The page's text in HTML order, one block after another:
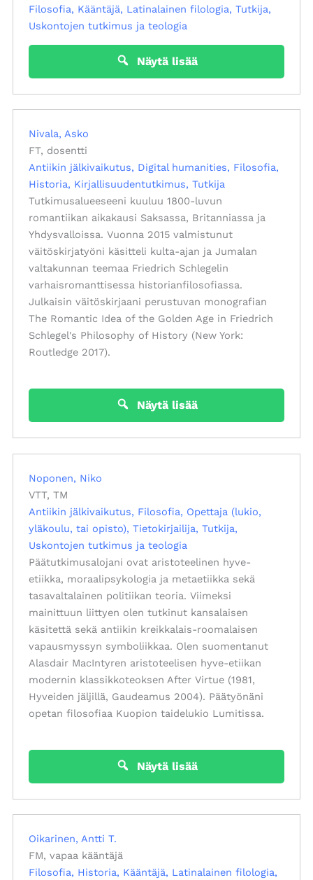
Filosofia Kääntäjä Latinalainen filologia Tutkija
Uskontojen tutkimus ja teologia
Näytä lisää
Nivala, Asko
FT, dosentti
Antiikin jälkivaikutus
Digital humanities
Filosofia
Historia Kirjallisuudentutkimus Tutkija
Tutkimusalueeseeni kuuluu 1800-luvun
romantiikan aikakausi Saksassa, Britanniassa ja
Yhdysvalloissa. Vuonna 2015 valmistunut
väitöskirjatyöni käsitteli kulta-ajan ja Jumalan
valtakunnan teemaa Friedrich Schlegelin
varhaisromanttisessa historianfilosofiassa.
Julkaisin väitöskirjaani perustuvan monografian
The Romantic Idea of the Golden Age in Friedrich
Schlegel's Philosophy of History (New York:
Routledge 2017).
Näytä lisää
Noponen, Niko
VTT, TM
Antiikin jälkivaikutus
Filosofia Opettaja (lukio,
yläkoulu, tai opisto) Tietokirjailija Tutkija
Uskontojen tutkimus ja teologia
Päätutkimusalojani ovat aristoteelinen hyve-
etiikka, moraalipsykologia ja metaetiikka sekä
tasavaltalainen politiikan teoria. Viimeksi
mainittuun liittyen olen tutkinut kansalaisen
käsitettä sekä antiikin kreikkalais-roomalaisen
vapausmyssyn symboliikkaa. Olen suomentanut
Alasdair MacIntyren aristoteelisen hyve-etiikan
modernin klassikkoteoksen After Virtue (1981,
Hyveiden jäljillä, Gaudeamus 2004). Päätyönäni
opetan filosofiaa Kuopion taidelukio Lumitissa.
Näytä lisää
Oikarinen, Antti T.
FM, vapaa kääntäjä
Filosofia Historia Kääntäjä Latinalainen filologia